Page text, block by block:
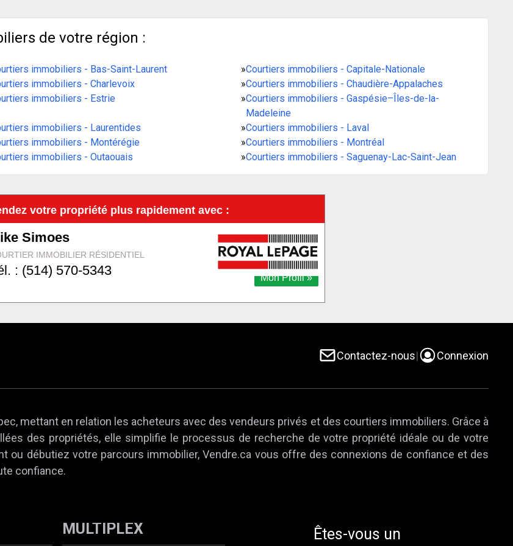
de votre région :
immobiliers - Bas-Saint-Laurent »Courtiers immobiliers - Capitale-Nationale
immobiliers - Charlevoix »Courtiers immobiliers - Chaudière-Appalaches
immobiliers - Estrie »Courtiers immobiliers - Gaspésie–Îles-de-la-
Madeleine
immobiliers - Laurentides »Courtiers immobiliers - Laval
immobiliers - Montérégie »Courtiers immobiliers - Montréal
immobiliers - Outaouais »Courtiers immobiliers - Saguenay-Lac-Saint-Jean
Contactez-nous| Connexion
mettant en relation les acheteurs avec des vendeurs privés et des courtiers immobiliers. Grâce à
des propriétés, elle simplifie le processus de recherche de votre propriété idéale ou de votre
ou débutiez votre parcours immobilier, Vendre.ca vous offre des connexions de confiance et des
confiance.
MULTIPLEX Êtes-vous un